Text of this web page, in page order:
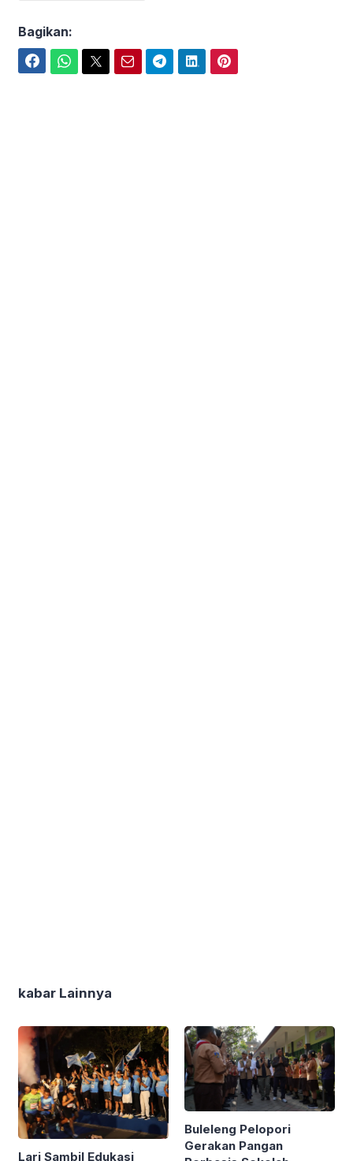
Bagikan:
kabar Lainnya
Lari Sambil Edukasi
Buleleng Pelopori
Gerakan Pangan